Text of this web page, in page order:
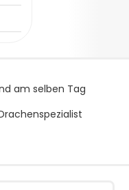
am selben Tag